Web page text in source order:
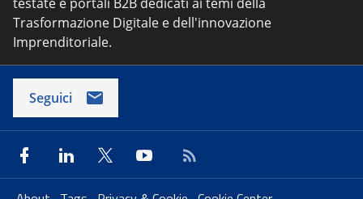
Trasformazione Digitale e dell'innovazione
Imprenditoriale.
Seguici